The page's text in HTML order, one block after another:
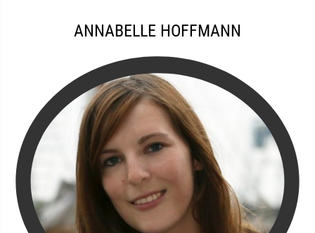
ANNABELLE HOFFMANN